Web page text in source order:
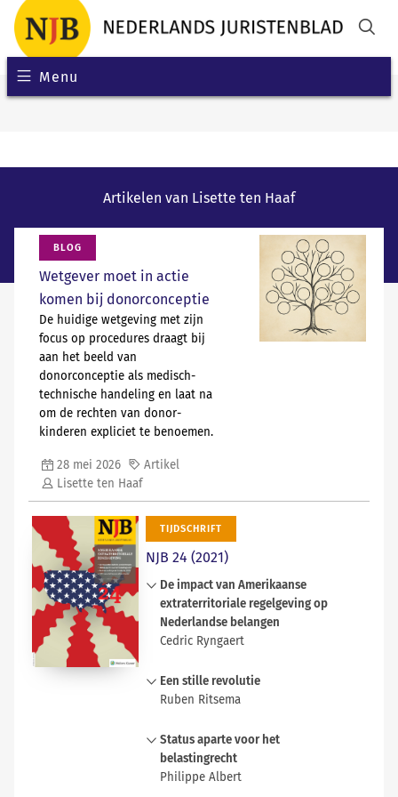
Menu
Artikelen van Lisette ten Haaf
BLOG
Wetgever moet in actie
komen bij donorconceptie
De huidige wetgeving met zijn
focus op procedures draagt bij
aan het beeld van
donorconceptie als medisch-
technische handeling en laat na
om de rechten van donor­
kinderen expliciet te benoemen.
28 mei 2026
Artikel
Lisette ten Haaf
TIJDSCHRIFT
NJB 24 (2021)
De impact van Amerikaanse
extraterritoriale regelgeving op
Nederlandse belangen
Cedric Ryngaert
extraterritoriale economische
regelgeving om hun nationale
regelgeving de laatste jaren steeds
meer gaan gebruiken als geopolitiek
wapen. Daarnaast is de VS recent
Een stille revolutie
Ruben Ritsema
kinderen de geslachtsnamen van
beide ouders kunnen krijgen is
eerder dit jaar in consultatie
Status aparte voor het
belastingrecht
Philippe Albert